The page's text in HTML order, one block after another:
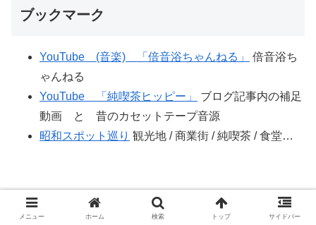
ブックマーク
YouTube (音楽) 「倍音浴ちゃんねる」
倍音浴ち
ゃんねる
YouTube 「純喫茶ヒッピー」
ブログ記事内の補足
動画 と 昔のカセットテープ音源
昭和スポット巡り 観光地 / 商業街 / 純喫茶 / 食堂…
メニュー ホーム 検索 トップ サイドバー